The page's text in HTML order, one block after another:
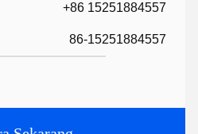
+86 15251884557
86-15251884557